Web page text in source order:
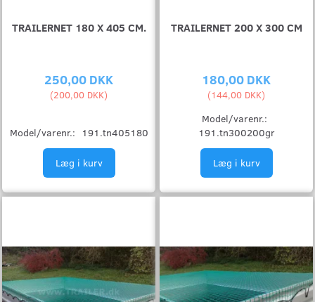
TRAILERNET 180 X 405 CM.
250,00 DKK
(200,00 DKK)
Model/varenr.: 191.tn405180
Læg i kurv
TRAILERNET 200 X 300 CM
180,00 DKK
(144,00 DKK)
Model/varenr.:
191.tn300200gr
Læg i kurv